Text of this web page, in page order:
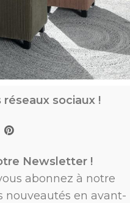
sociaux !
Newsletter !
abonnez à notre
nouveautés en avant-